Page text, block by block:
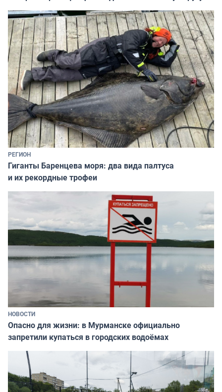
РЕГИОН
Гиганты Баренцева моря: два вида палтуса
и их рекордные трофеи
НОВОСТИ
Опасно для жизни: в Мурманске официально
запретили купаться в городских водоёмах